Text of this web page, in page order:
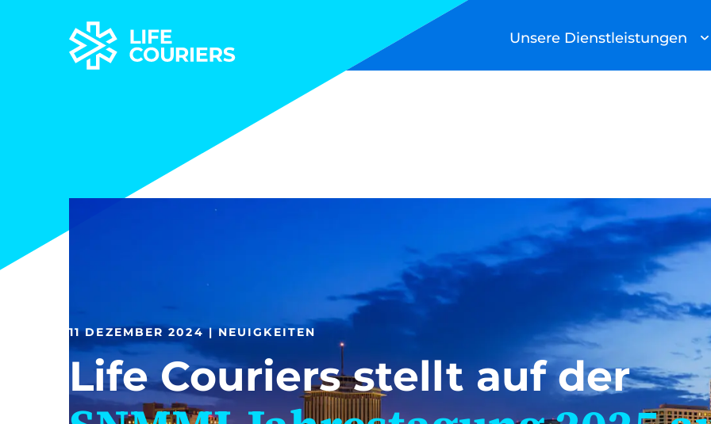
Unsere Dienstleistungen
Direct-to-Patient
Pharmalogistik
Notfalllogistik
Andere Dienstleistungen
11 DEZEMBER 2024 | NEUIGKEITEN
Life Couriers stellt auf der